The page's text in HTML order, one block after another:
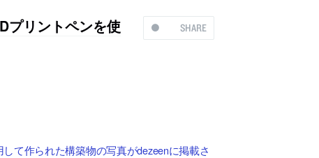
SHARE
プリントペンを使
て作られた構築物の写真がdezeenに掲載さ